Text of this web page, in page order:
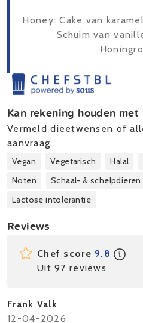
Honey: Cake van
Schuim van
Kan rekening houden met
Vermeld dieetwensen of
aanvraag.
Vegan Vegetarisch Halal
Noten
Schaal- & schelpdieren
Lactose intolerantie
Reviews
Chef score 9.8
Uit 97 reviews
Frank Valk
12-04-2026